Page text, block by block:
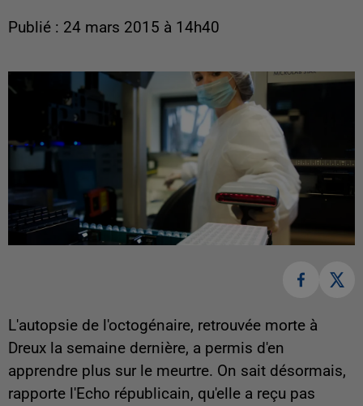
Publié : 24 mars 2015 à 14h40
L'autopsie de l'octogénaire, retrouvée morte à
Dreux la semaine dernière, a permis d'en
apprendre plus sur le meurtre. On sait désormais,
rapporte l'Echo républicain, qu'elle a reçu pas